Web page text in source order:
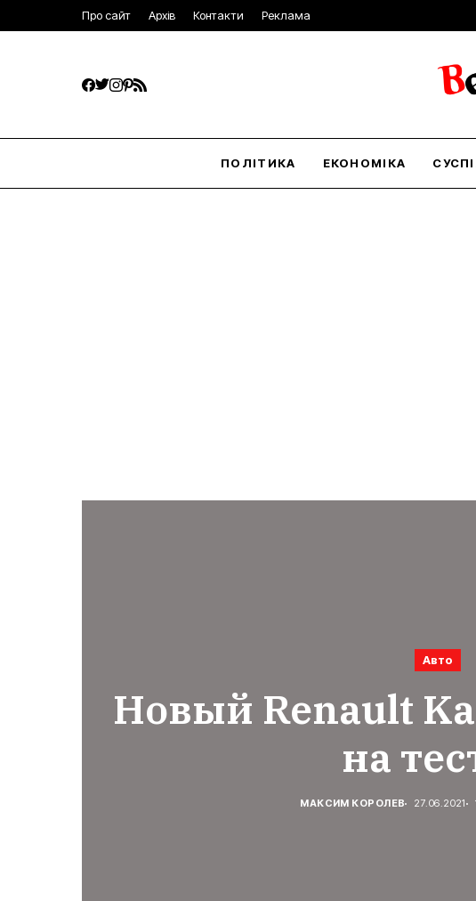
Про сайт Архів Контакти Реклама
ПОЛІТИКА ЕКОНОМІКА
Авто
Новый Renault
на
МАКСИМ КОРОЛЕВ 27.06.2021